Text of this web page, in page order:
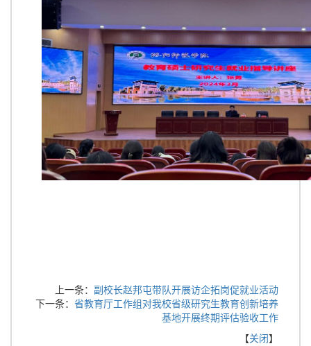
上一条： 副校长赵邦屯带队开展访企拓岗促就业活动
下一条： 省教育厅工作组对我校省级研究生教育创新培养
基地开展终期评估验收工作
【关闭】